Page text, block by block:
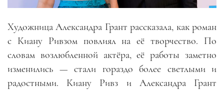
Художница Александра Грант рассказала, как роман
с Киану Ривзом повлиял на её творчество. По
словам возлюбленной актёра, её работы заметно
изменились — стали гораздо более светлыми и
радостными. Киану Ривз и Александра Грант